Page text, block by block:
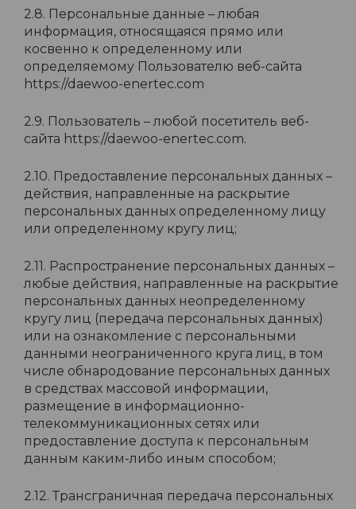
2.8. Персональные данные – любая
информация, относящаяся прямо или
косвенно к определенному или
определяемому Пользователю веб-сайта
https://daewoo-enertec.com
2.9. Пользователь – любой посетитель веб-
сайта https://daewoo-enertec.com.
2.10. Предоставление персональных данных –
действия, направленные на раскрытие
персональных данных определенному лицу
или определенному кругу лиц;
2.11. Распространение персональных данных –
любые действия, направленные на раскрытие
персональных данных неопределенному
кругу лиц (передача персональных данных)
или на ознакомление с персональными
данными неограниченного круга лиц, в том
числе обнародование персональных данных
в средствах массовой информации,
размещение в информационно-
телекоммуникационных сетях или
предоставление доступа к персональным
данным каким-либо иным способом;
2.12. Трансграничная передача персональных